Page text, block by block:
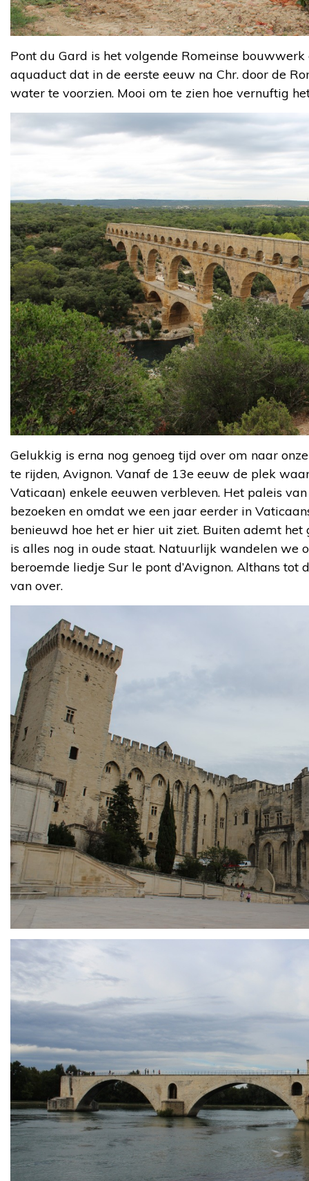
Pont du Gard is het volgende Romeinse
aquaduct dat in de eerste eeuw na Chr. door de
water te voorzien. Mooi om te zien hoe vernuftig
Gelukkig is erna nog genoeg tijd over om naar
te rijden, Avignon. Vanaf de 13e eeuw de plek
Vaticaan) enkele eeuwen verbleven. Het paleis
bezoeken en omdat we een jaar eerder in
benieuwd hoe het er hier uit ziet. Buiten ademt het
is alles nog in oude staat. Natuurlijk wandelen we
beroemde liedje Sur le pont d’Avignon. Althans tot
van over.